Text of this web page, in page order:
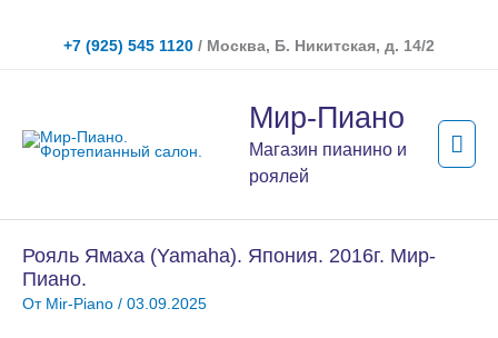
содержимому
+7 (925) 545 1120 / Москва, Б. Никитская, д. 14/2
Мир-Пиано
Магазин пианино и
роялей
Рояль Ямаха (Yamaha). Япония. 2016г. Мир-
Пиано.
От Mir-Piano / 03.09.2025